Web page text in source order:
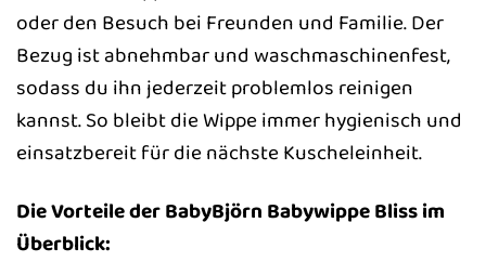
oder den Besuch bei Freunden und Familie. Der
Bezug ist abnehmbar und waschmaschinenfest,
sodass du ihn jederzeit problemlos reinigen
kannst. So bleibt die Wippe immer hygienisch und
einsatzbereit für die nächste Kuscheleinheit.
Die Vorteile der BabyBjörn Babywippe Bliss im
Überblick: